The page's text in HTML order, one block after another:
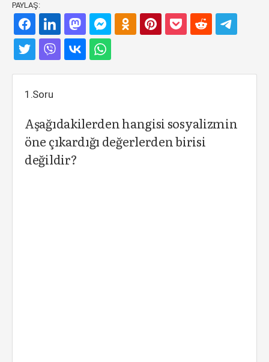
PAYLAŞ:
1.Soru
Aşağıdakilerden hangisi sosyalizmin
öne çıkardığı değerlerden birisi
değildir?